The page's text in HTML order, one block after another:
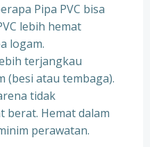
Pipa PVC bisa
lebih hemat
logam.
terjangkau
(besi atau tembaga).
tidak
berat. Hemat dalam
perawatan.